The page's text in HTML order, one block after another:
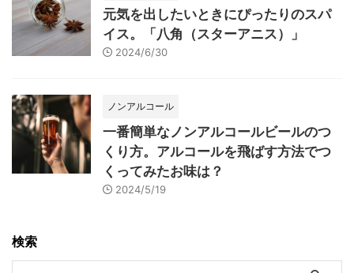
元気を出したいときにぴったりのスパ
イス。「八角（スターアニス）」
2024/6/30
ノンアルコール
一番簡単なノンアルコールビールのつ
くり方。アルコールを飛ばす方法でつ
くってみたお味は？
2024/5/19
検索